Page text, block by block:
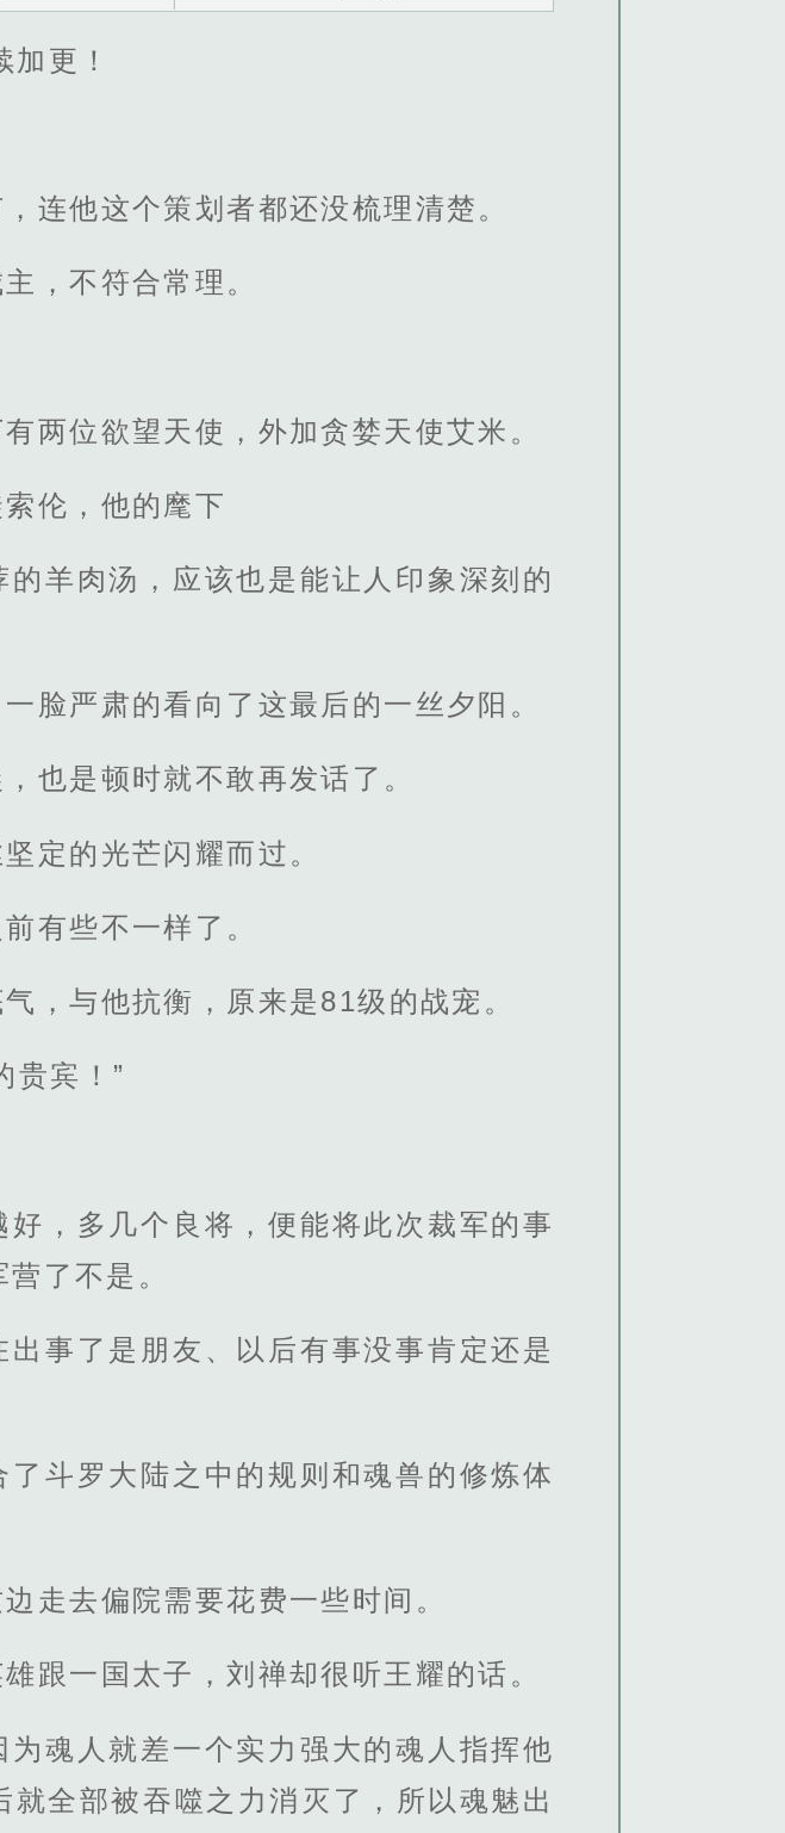
更！
连他这个策划者都还没梳理清楚。
，不符合常理。
两位欲望天使，外加贪婪天使艾米。
伦，他的麾下
羊肉汤，应该也是能让人印象深刻的
脸严肃的看向了这最后的一丝夕阳。
也是顿时就不敢再发话了。
定的光芒闪耀而过。
有些不一样了。
，与他抗衡，原来是81级的战宠。
贵宾！”
，多几个良将，便能将此次裁军的事
了不是。
事了是朋友、以后有事没事肯定还是
斗罗大陆之中的规则和魂兽的修炼体
走去偏院需要花费一些时间。
跟一国太子，刘禅却很听王耀的话。
魂人就差一个实力强大的魂人指挥他
全部被吞噬之力消灭了，所以魂魅出